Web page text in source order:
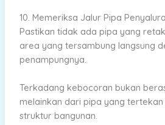
10. Memeriksa Jalur Pipa
Pastikan tidak ada pipa yang
area yang tersambung langsung
penampungnya.
Terkadang kebocoran bukan
melainkan dari pipa yang
struktur bangunan.